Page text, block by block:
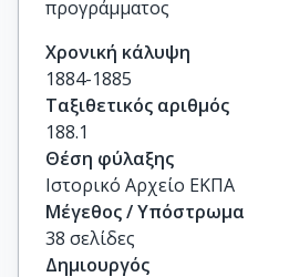
προγράμματος
Χρονική κάλυψη
1884-1885
Ταξιθετικός αριθμός
188.1
Θέση φύλαξης
Ιστορικό Αρχείο ΕΚΠΑ
Μέγεθος / Υπόστρωμα
38 σελίδες
Δημιουργός